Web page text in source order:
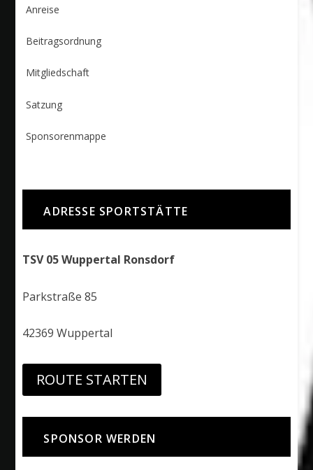
Anreise
Beitragsordnung
Mitgliedschaft
Satzung
Sponsorenmappe
ADRESSE SPORTSTÄTTE
TSV 05 Wuppertal Ronsdorf
Parkstraße 85
42369 Wuppertal
ROUTE STARTEN
SPONSOR WERDEN